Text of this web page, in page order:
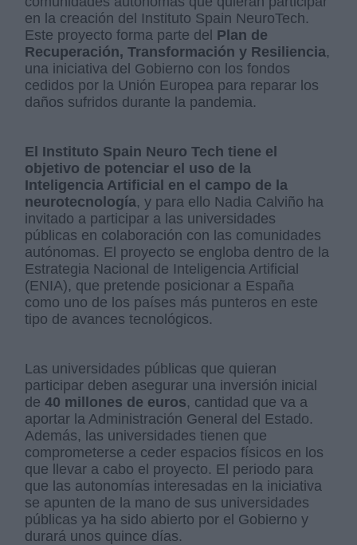
en la creación del Instituto Spain NeuroTech.
Este proyecto forma parte del Plan de
Recuperación, Transformación y Resiliencia,
una iniciativa del Gobierno con los fondos
cedidos por la Unión Europea para reparar los
daños sufridos durante la pandemia.
El Instituto Spain Neuro Tech tiene el
objetivo de potenciar el uso de la
Inteligencia Artificial en el campo de la
neurotecnología, y para ello Nadia Calviño ha
invitado a participar a las universidades
públicas en colaboración con las comunidades
autónomas. El proyecto se engloba dentro de la
Estrategia Nacional de Inteligencia Artificial
(ENIA), que pretende posicionar a España
como uno de los países más punteros en este
tipo de avances tecnológicos.
Las universidades públicas que quieran
participar deben asegurar una inversión inicial
de40 millones de euros, cantidad que va a
aportar la Administración General del Estado.
Además, las universidades tienen que
comprometerse a ceder espacios físicos en los
que llevar a cabo el proyecto. El periodo para
que las autonomías interesadas en la iniciativa
se apunten de la mano de sus universidades
públicas ya ha sido abierto por el Gobierno y
durará unos quince días.